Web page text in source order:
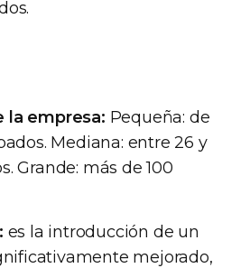
la empresa: Pequeña: de
Mediana: entre 26 y
Grande: más de 100
es la introducción de un
mejorado,